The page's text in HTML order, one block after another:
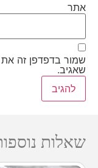
אתר
שמור בדפדפן זה
שאגיב.
שאלות